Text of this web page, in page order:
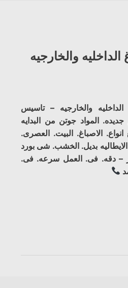
الداخليه والخارجيه
والخارجيه – تاسيس
المواد جوتن من البدايه
انواع. الاصباغ. البيت. العصرى.
بديل. الخشب. شى بورد
– دقه. فى. العمل سرعه. فى.